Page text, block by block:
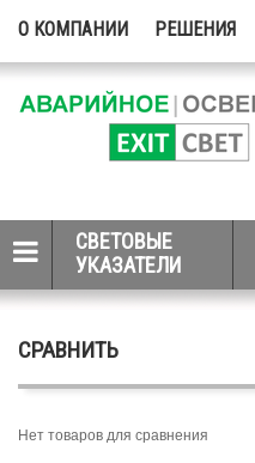
О КОМПАНИИ РЕШЕНИЯ
СВЕТОВЫЕ
УКАЗАТЕЛИ
СРАВНИТЬ
Нет товаров для сравнения